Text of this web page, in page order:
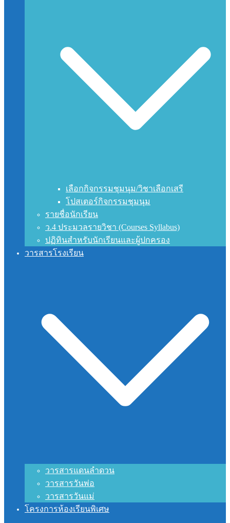
เลือกกิจกรรมชุมนุม/วิชาเลือกเสรี
โปสเตอร์กิจกรรมชุมนุม
รายชื่อนักเรียน
ว.4 ประมวลรายวิชา (Courses Syllabus)
ปฏิทินสำหรับนักเรียนและผู้ปกครอง
วารสารโรงเรียน
วารสารแดนลำดวน
วารสารวันพ่อ
วารสารวันแม่
โครงการห้องเรียนพิเศษ